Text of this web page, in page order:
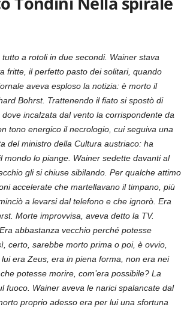
a rotoli in due secondi. Wainer stava
fritte, il perfetto pasto dei solitari, quando
aveva esploso la notizia: è morto il
Bohrst. Trattenendo il fiato si spostò di
incalzata dal vento la corrispondente da
tono energico il necrologio, cui seguiva una
del ministro della Cultura austriaco: ha
mondo lo piange. Wainer sedette davanti al
gli si chiuse sibilando. Per qualche attimo
accelerate che martellavano il timpano, più
a levarsi dal telefono e che ignorò. Era
Morte improvvisa, aveva detto la TV.
abbastanza vecchio perché potesse
certo, sarebbe morto prima o poi, è ovvio,
era Zeus, era in piena forma, non era nei
potesse morire, com’era possibile? La
fuoco. Wainer aveva le narici spalancate dal
proprio adesso era per lui una sfortuna